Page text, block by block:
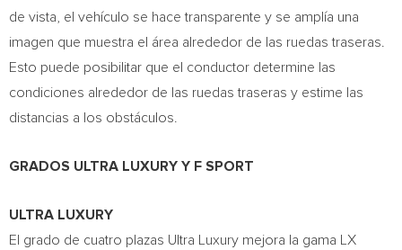
de vista, el vehículo se hace transparente y se amplía una
imagen que muestra el área alrededor de las ruedas traseras.
Esto puede posibilitar que el conductor determine las
condiciones alrededor de las ruedas traseras y estime las
distancias a los obstáculos.
GRADOS ULTRA LUXURY Y F SPORT
ULTRA LUXURY
El grado de cuatro plazas Ultra Luxury mejora la gama LX